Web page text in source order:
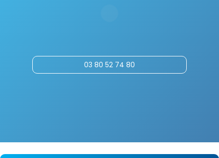
03 80 52 74 80